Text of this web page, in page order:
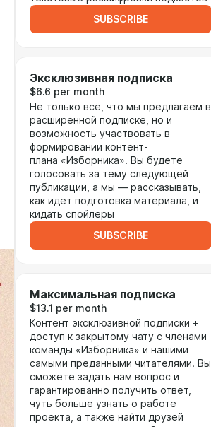
SUBSCRIBE
Эксклюзивная подписка
$6.6 per month
Не только всё, что мы предлагаем в
расширенной подписке, но и
возможность участвовать в
формировании контент-
плана «Изборника». Вы будете
голосовать за тему следующей
публикации, а мы — рассказывать,
как идёт подготовка материала, и
кидать спойлеры
SUBSCRIBE
Максимальная подписка
$13.1 per month
Контент эксклюзивной подписки +
доступ к закрытому чату с членами
команды «Изборника» и нашими
самыми преданными читателями. Вы
сможете задать нам вопрос и
гарантированно получить ответ,
чуть больше узнать о работе
проекта, а также найти друзей